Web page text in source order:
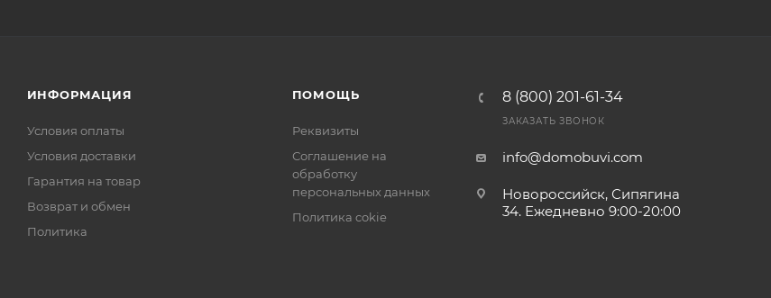
ИНФОРМАЦИЯ
Условия оплаты
Условия доставки
Гарантия на товар
Возврат и обмен
Политика
ПОМОЩЬ
Реквизиты
Соглашение на
обработку
персональных данных
Политика cokie
8 (800) 201-61-34
ЗАКАЗАТЬ ЗВОНОК
info@domobuvi.com
Новороссийск, Сипягина
34. Ежедневно 9:00-20:00